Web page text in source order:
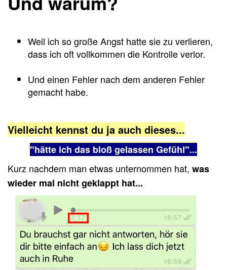
Weil ich so große Angst hatte sie zu verlieren,
dass ich oft vollkommen die Kontrolle verlor.
Und einen Fehler nach dem anderen Fehler
gemacht habe.
Vielleicht kennst du ja auch dieses...
"hätte ich das bloß gelassen Gefühl"...
Kurz nachdem man etwas unternommen hat, was
wieder mal nicht geklappt hat...